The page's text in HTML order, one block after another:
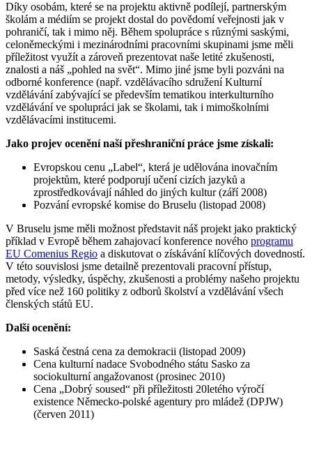
Díky osobám, které se na projektu aktivně podílejí, partnerským
školám a médiím se projekt dostal do povědomí veřejnosti jak v
pohraničí, tak i mimo něj. Během spolupráce s různými saskými,
celoněmeckými i mezinárodními pracovními skupinami jsme měli
příležitost využít a zároveň prezentovat naše letité zkušenosti,
znalosti a náš „pohled na svět“. Mimo jiné jsme byli pozváni na
odborné konference (např. vzdělávacího sdružení Kulturní
vzdělávání zabývající se především tematikou interkulturního
vzdělávání ve spolupráci jak se školami, tak i mimoškolními
vzdělávacími institucemi.
Jako projev ocenění naší přeshraniční práce jsme získali:
Evropskou cenu „Label“, která je udělována inovačním
projektům, které podporují učení cizích jazyků a
zprostředkovávají náhled do jiných kultur (září 2008)
Pozvání evropské komise do Bruselu (listopad 2008)
V Bruselu jsme měli možnost představit náš projekt jako praktický
příklad v Evropě během zahajovací konference nového programu
EU Comenius Regio a diskutovat o získávání klíčových dovedností.
V této souvislosi jsme detailně prezentovali pracovní přístup,
metody, výsledky, úspěchy, zkušenosti a problémy našeho projektu
před více než 160 politiky z odborů školství a vzdělávání všech
členských států EU.
Další ocenění:
Saská čestná cena za demokracii (listopad 2009)
Cena kulturní nadace Svobodného státu Sasko za
sociokulturní angažovanost (prosinec 2010)
Cena „Dobrý soused“ při příležitosti 20letého výročí
existence Německo-polské agentury pro mládež (DPJW)
(červen 2011)